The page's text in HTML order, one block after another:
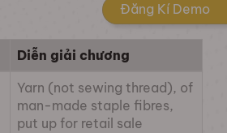
Diễn giải chương
Yarn (not sewing thread), of
man-made staple fibres,
put up for retail sale
Đăng Kí Demo